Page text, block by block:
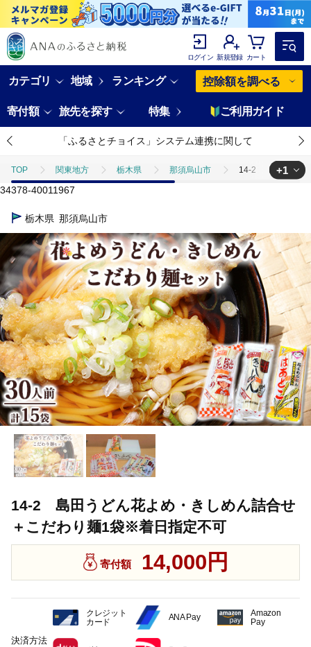
ログイン 新規登録 カート
カテゴリ 地域 ランキング 控除額を調べる
寄付額 旅先を探す 特集 ご利用ガイド
「ふるさとチョイス」システム連携に関して
TOP 関東地方 栃木県 那須烏山市 14-2 島田うどん
TOP 麺類
+1
34378-40011967
栃木県 那須烏山市
14-2 島田うどん花よめ・きしめん詰合せ
＋こだわり麺1袋※着日指定不可
寄付額 14,000円
決済方法
クレジット
カード
ANA Pay
Amazon
Pay